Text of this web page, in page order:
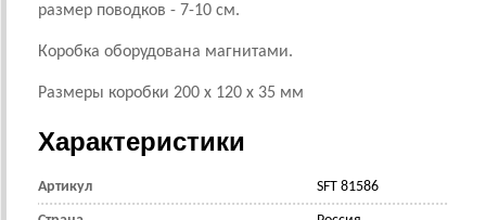
размер поводков - 7-10 см.
Коробка оборудована магнитами.
Размеры коробки 200 х 120 х 35 мм
Характеристики
Артикул SFT 81586